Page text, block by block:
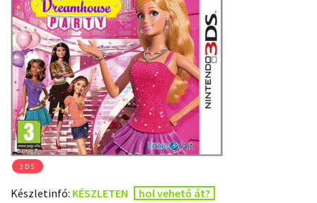
3DS
Készletinfó: KÉSZLETEN
hol vehető át?